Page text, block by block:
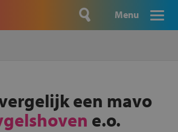
Menu
een mavo
e.o.